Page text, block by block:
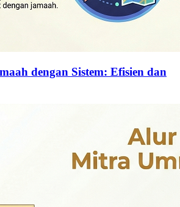
dengan Sistem: Efisien dan